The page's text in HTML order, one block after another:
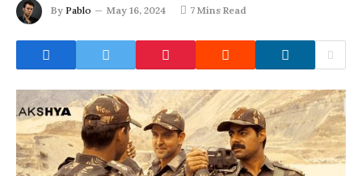
By Pablo May 16, 2024 7 Mins Read